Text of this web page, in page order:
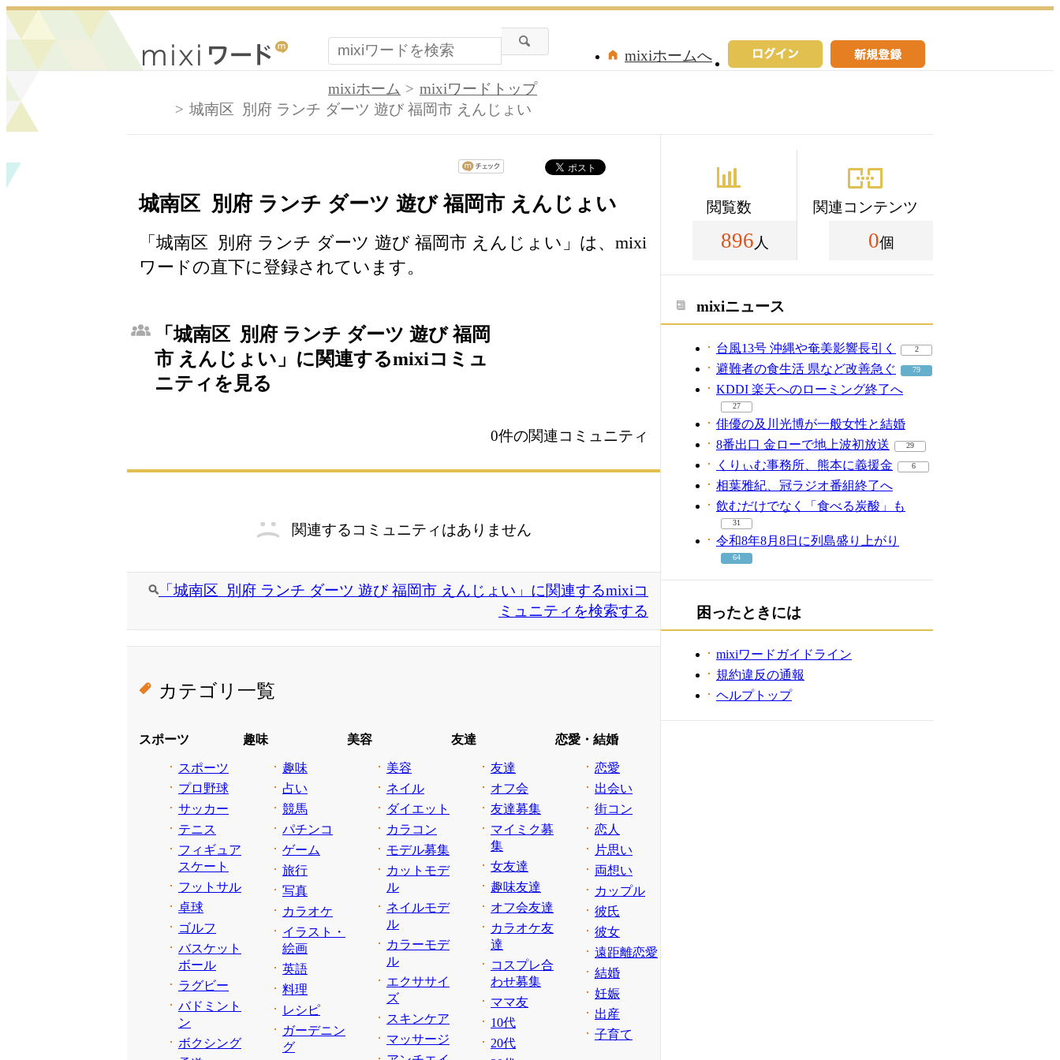
mixiホームへ
mixiホーム
mixiワードトップ
城南区 別府 ランチ ダーツ 遊び 福岡市 えんじょい
城南区 別府 ランチ ダーツ 遊び 福岡市 えんじょい
「城南区 別府 ランチ ダーツ 遊び 福岡市 えんじょい」は、mixi
ワードの直下に登録されています。
「城南区 別府 ランチ ダーツ 遊び 福岡
市 えんじょい」に関連するmixiコミュ
ニティを見る
0件の関連コミュニティ
関連するコミュニティはありません
「城南区 別府 ランチ ダーツ 遊び 福岡市 えんじょい」に関連するmixiコ
ミュニティを検索する
カテゴリ一覧
スポーツ
スポーツ
プロ野球
サッカー
テニス
フィギュア
スケート
フットサル
卓球
ゴルフ
バスケット
ボール
ラグビー
バドミント
ン
ボクシング
趣味
趣味
占い
競馬
パチンコ
ゲーム
旅行
写真
カラオケ
イラスト・
絵画
英語
料理
レシピ
ガーデニン
グ
美容
美容
ネイル
ダイエット
カラコン
モデル募集
カットモデ
ル
ネイルモデ
ル
カラーモデ
ル
エクササイ
ズ
スキンケア
マッサージ
友達
友達
オフ会
友達募集
マイミク募
集
女友達
趣味友達
オフ会友達
カラオケ友
達
コスプレ合
わせ募集
ママ友
10代
20代
恋愛・結婚
恋愛
出会い
街コン
恋人
片思い
両想い
カップル
彼氏
彼女
遠距離恋愛
結婚
妊娠
出産
子育て
閲覧数
896 人
関連コンテンツ
0個
mixiニュース
台風13号 沖縄や奄美影響長引く 2
避難者の食生活 県など改善急ぐ 79
KDDI 楽天へのローミング終了へ
27
俳優の及川光博が一般女性と結婚
8番出口 金ローで地上波初放送
29
くりぃむ事務所、熊本に義援金 6
相葉雅紀、冠ラジオ番組終了へ
飲むだけでなく「食べる炭酸」も
31
令和8年8月8日に列島盛り上がり
64
困ったときには
mixiワードガイドライン
規約違反の通報
ヘルプトップ